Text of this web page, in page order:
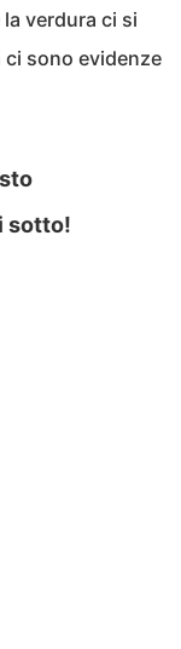
verdura ci si
sono evidenze
sotto!